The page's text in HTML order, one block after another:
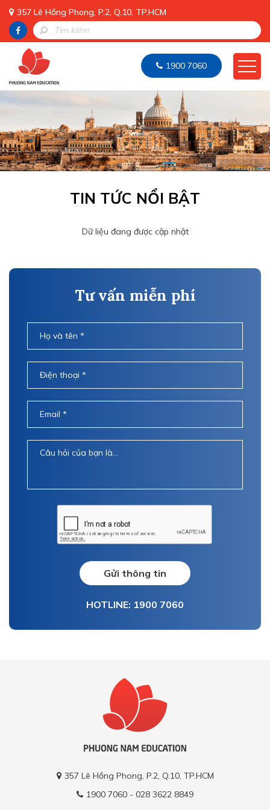
357 Lê Hồng Phong, P.2, Q.10, TP.HCM
1900 7060
TIN TỨC NỔI BẬT
Dữ liệu đang được cập nhật
Tư vấn miễn phí
Gửi thông tin
HOTLINE: 1900 7060
357 Lê Hồng Phong, P.2, Q.10, TP.HCM
1900 7060 - 028 3622 8849